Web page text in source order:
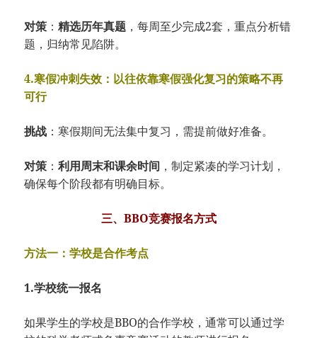
对策 ：精选历年真题 ，每周至少完成2套，重点分析错
题，归纳常见陷阱。
4.寒假冲刺失效：以往依靠寒假强化复习的策略不再
可行
挑战 ：寒假期间无法集中复习，需提前做好准备。
对策 ：利用周末和课余时间 ，制定紧凑的学习计划，
确保每个阶段都有明确目标。
三、BBO竞赛报名方式
方法一：学校是合作考点
1.学校统一报名
如果学生的学校是BBO的合作学校，通常可以通过学